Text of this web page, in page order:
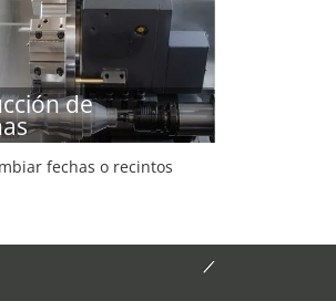
de
fechas o recintos